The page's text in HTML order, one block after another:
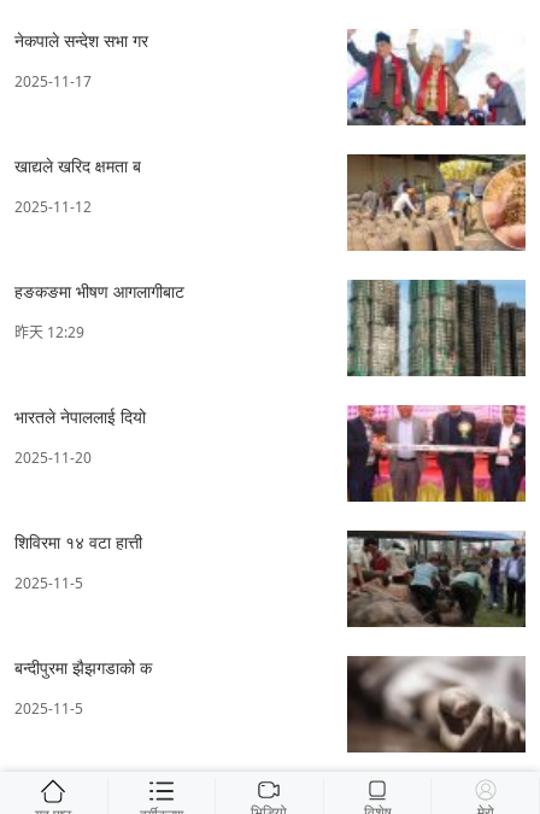
नेकपाले सन्देश सभा गर
2025-11-17
खाद्यले खरिद क्षमता ब
2025-11-12
हङकङमा भीषण आगलागीबाट
昨天 12:29
भारतले नेपाललाई दियो
2025-11-20
शिविरमा १४ वटा हात्ती
2025-11-5
बन्दीपुरमा झैझगडाको क
2025-11-5